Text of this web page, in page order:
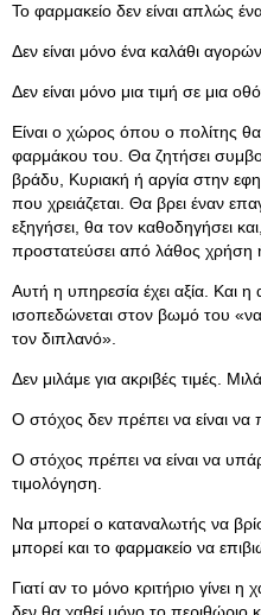
Το φαρμακείο δεν είναι απλώς
Δεν είναι μόνο ένα καλάθι αγορών.
Δεν είναι μόνο μια τιμή σε μια
Είναι ο χώρος όπου ο πολίτης
φαρμάκου του. Θα ζητήσει
βράδυ, Κυριακή ή αργία στην
που χρειάζεται. Θα βρει έναν
εξηγήσει, θα τον καθοδηγήσει
προστατεύσει από λάθος χρήση
Αυτή η υπηρεσία έχει αξία. Και η
ισοπεδώνεται στον βωμό του
τον διπλανό».
Δεν μιλάμε για ακριβές τιμές.
Ο στόχος δεν πρέπει να είναι να
Ο στόχος πρέπει να είναι να
τιμολόγηση.
Να μπορεί ο καταναλωτής να
μπορεί και το φαρμακείο να
Γιατί αν το μόνο κριτήριο γίνει